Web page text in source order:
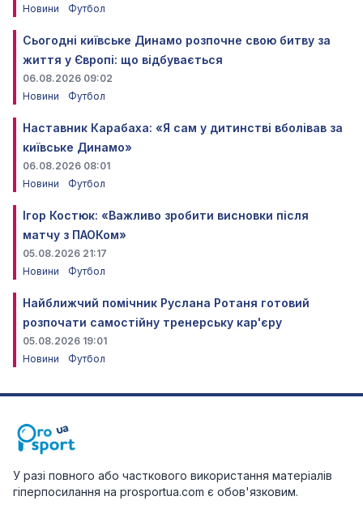
Новини
Футбол
Сьогодні київське Динамо розпочне свою битву за
життя у Європі: що відбувається
06.08.2026 09:02
Новини
Футбол
Наставник Карабаха: «Я сам у дитинстві вболівав за
київське Динамо»
06.08.2026 08:01
Новини
Футбол
Ігор Костюк: «Важливо зробити висновки після
матчу з ПАОКом»
05.08.2026 21:17
Новини
Футбол
Найближчий помічник Руслана Ротаня готовий
розпочати самостійну тренерську кар'єру
05.08.2026 19:01
Новини
Футбол
У разі повного або часткового використання матеріалів
гіперпосилання на prosportua.com є обов'язковим.